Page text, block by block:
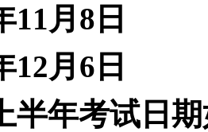
11月8日
12月6日
半年考试日